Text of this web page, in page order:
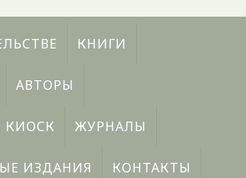
КНИГИ
АВТОРЫ
ЖУРНАЛЫ
ИЗДАНИЯ КОНТАКТЫ